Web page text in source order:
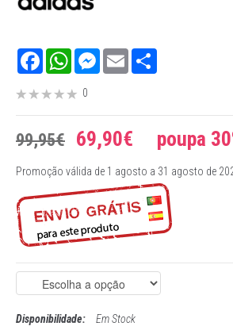
FacebookWhatsAppMessenger
Email
0
99,95€ 69,90€ poupa
Promoção válida de 1 agosto a 31 agosto de
Disponibilidade: Em Stock